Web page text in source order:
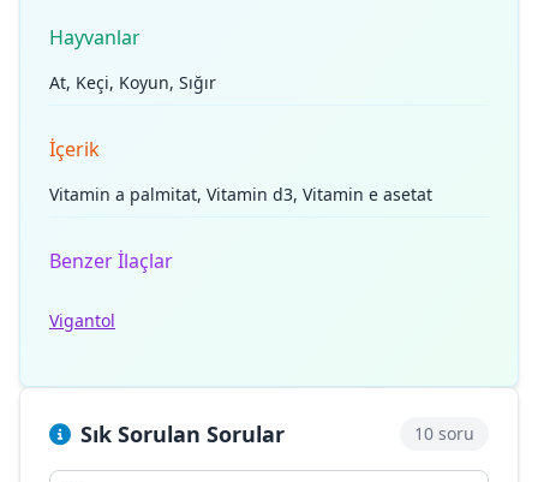
Hayvanlar
At, Keçi, Koyun, Sığır
İçerik
Vitamin a palmitat, Vitamin d3, Vitamin e asetat
Benzer İlaçlar
Vigantol
Sık Sorulan Sorular 10 soru